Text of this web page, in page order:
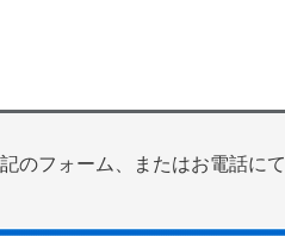
のフォーム、またはお電話にて